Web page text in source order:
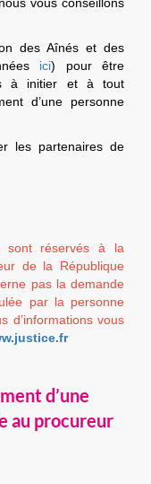
des Aînés et des
ici) pour être
à initier et à tout
d’une personne
les partenaires de
sont réservés à la
de la République
pas la demande
par la personne
d’informations vous
d’une
au procureur